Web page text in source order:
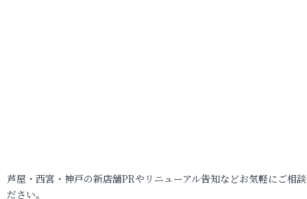
芦屋・西宮・神戸の新店舗PRやリニューアル告知などお気軽にご相
ださい。